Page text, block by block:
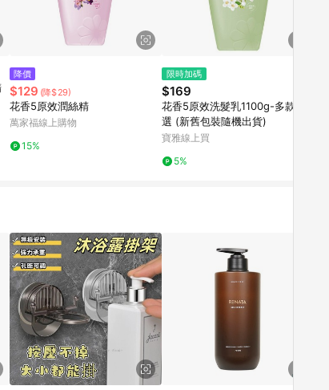
降價
$129 (降$29)
花香5原效潤絲精
萬家福線上購物
15%
限時加碼
$169
花香5原效洗髮乳1100g-多款任
選 (新舊包裝隨機出貨)
寶雅線上買
5%